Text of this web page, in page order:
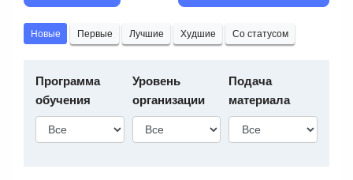
Новые Первые Лучшие Худшие Со статусом
Программа
обучения
Уровень
организации
Подача
материала